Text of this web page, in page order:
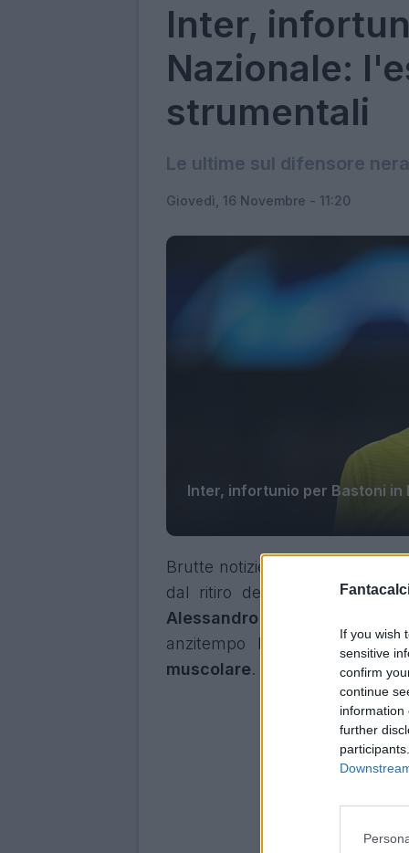
If you wish
sensitive
confirm
continue
information
further
Inter,
Nazionale:
strumentali
Le ultime sul difensore
Giovedì, 16 Novembre - 11:20
Inter, infortunio per Bastoni in
Brutte notizie in arrivo in casa
dal ritiro della
Nazionalea
Alessandro Bastoni.
anzitempo la sessione di
muscolare.